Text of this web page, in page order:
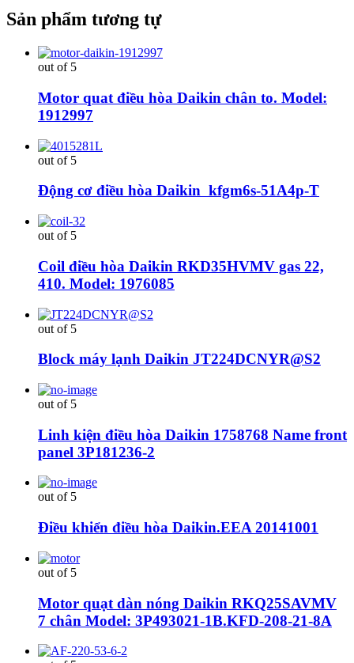
Sản phẩm tương tự
out of 5
Motor quat điều hòa Daikin chân to. Model:
1912997
out of 5
Động cơ điều hòa Daikin kfgm6s-51A4p-T
out of 5
Coil điều hòa Daikin RKD35HVMV gas 22,
410. Model: 1976085
out of 5
Block máy lạnh Daikin JT224DCNYR@S2
out of 5
Linh kiện điều hòa Daikin 1758768 Name front
panel 3P181236-2
out of 5
Điều khiển điều hòa Daikin.EEA 20141001
out of 5
Motor quạt dàn nóng Daikin RKQ25SAVMV
7 chân Model: 3P493021-1B.KFD-208-21-8A